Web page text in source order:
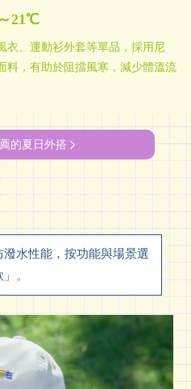
21℃
衣、運動衫外套等單品，採用尼
料，有助於阻擋風寒，減少體溫流
的夏日外搭
水性能，按功能與場景選
。